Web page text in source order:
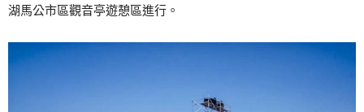
湖馬公市區觀音亭遊憩區進行。